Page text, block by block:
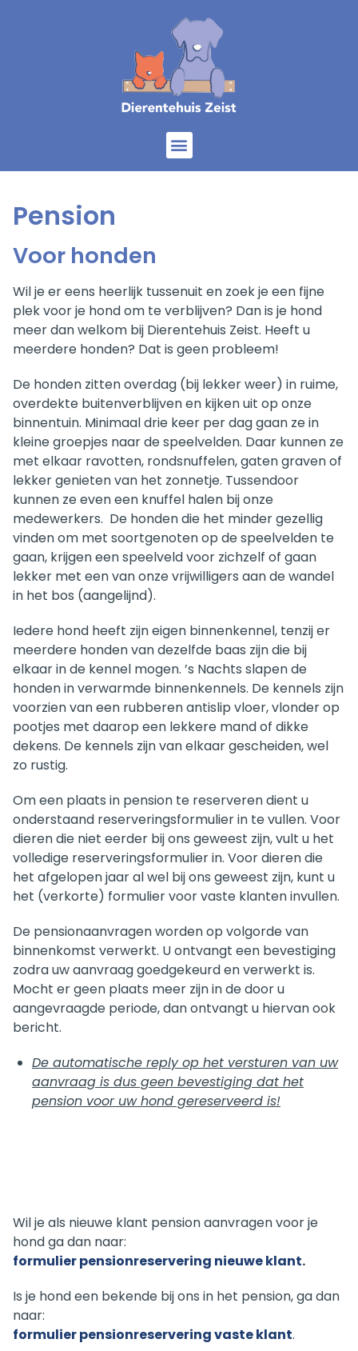
Pension
Voor honden
Wil je er eens heerlijk tussenuit en zoek je een fijne
plek voorje hond om te verblijven? Dan is je hond
meer dan welkom bij Dierentehuis Zeist. Heeft u
meerdere honden? Dat is geen probleem!
De honden zitten overdag (bij lekker weer) in ruime,
overdekte buitenverblijven en kijken uit op onze
binnentuin. Minimaal drie keer per dag gaan ze in
kleine groepjes naar de speelvelden. Daar kunnen ze
met elkaar ravotten, rondsnuffelen, gaten graven of
lekker genieten van het zonnetje. Tussendoor
kunnen ze even een knuffel halen bij onze
medewerkers. De honden die het minder gezellig
vinden om met soortgenoten op de speelvelden te
gaan, krijgen een speelveld voor zichzelf of gaan
lekker met een van onze vrijwilligers aan de wandel
in het bos (aangelijnd).
Iedere hond heeft zijn eigen binnenkennel, tenzij er
meerdere honden van dezelfde baas zijn die bij
elkaar in de kennel mogen. ’s Nachts slapen de
honden in verwarmde binnenkennels. De kennels zijn
voorzien van een rubberen antislip vloer, vlonder op
pootjes met daarop een lekkere mand of dikke
dekens. De kennels zijn van elkaar gescheiden, wel
zo rustig.
Om een plaats in pension te reserveren dient u
onderstaand reserveringsformulier in te vullen. Voor
dieren die niet eerder bij ons geweest zijn, vult u het
volledige reserveringsformulier in. Voor dieren die
het afgelopen jaar al wel bij ons geweest zijn, kunt u
het (verkorte) formulier voor vaste klanten invullen.
De pensionaanvragen worden op volgorde van
binnenkomst verwerkt. U ontvangt een bevestiging
zodra uw aanvraag goedgekeurd en verwerkt is.
Mocht er geen plaats meer zijn in de door u
aangevraagde periode, dan ontvangt u hiervan ook
bericht.
De automatische reply op het versturen van uw
aanvraag is dus geen bevestiging dat het
pension voor uw hond gereserveerd is!
Wil je als nieuwe klant pension aanvragen voor je
hond ga dan naar:
formulier pensionreservering nieuwe klant.
Is je hond een bekende bij ons in het pension, ga dan
naar:
formulier pensionreservering vaste klant.